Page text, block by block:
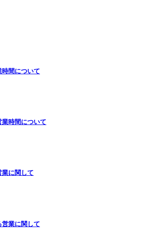
時間について
業時間について
業に関して
業に関して